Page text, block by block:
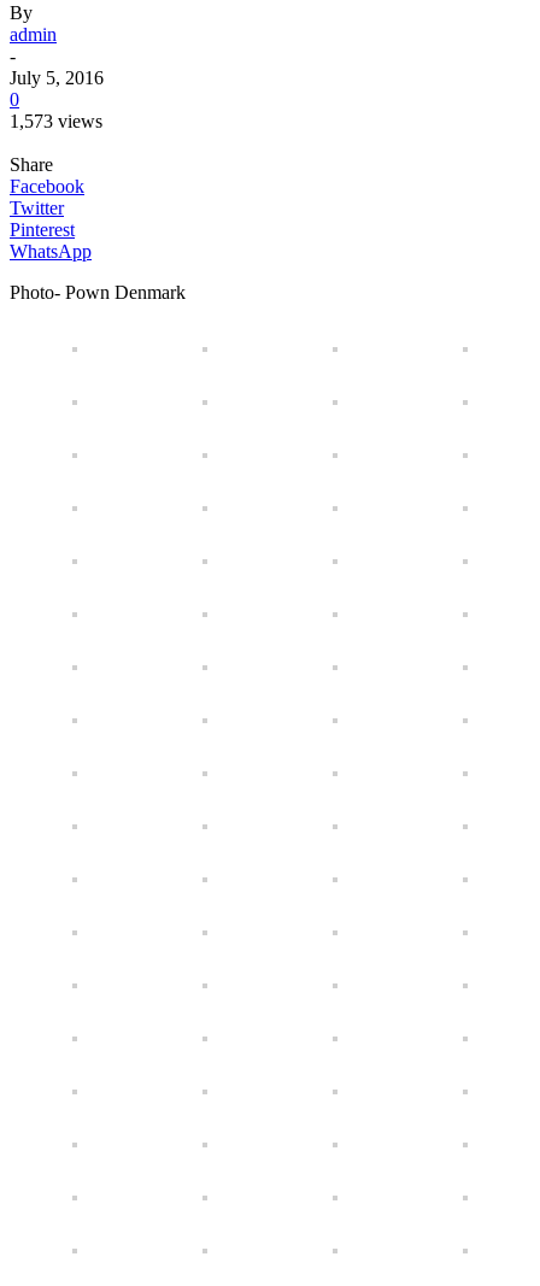
By
admin
-
July 5, 2016
0
1,573 views
Share
Facebook
Twitter
Pinterest
WhatsApp
Photo- Pown Denmark